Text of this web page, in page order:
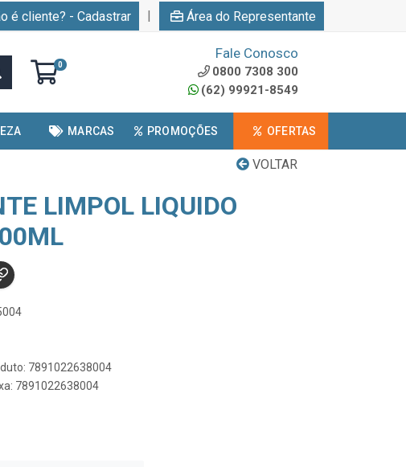
é cliente? - Cadastrar | Área do Representante
0
Fale Conosco
0800 7308 300
(62) 99921-8549
MARCAS PROMOÇÕES OFERTAS
VOLTAR
LIMPOL LIQUIDO
7891022638004
7891022638004